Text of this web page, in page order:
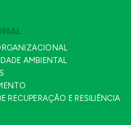
AMBIENTAL
RECUPERAÇÃO E RESILIÊNCIA